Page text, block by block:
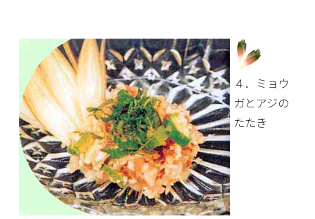
４．ミョウ
ガとアジの
たたき